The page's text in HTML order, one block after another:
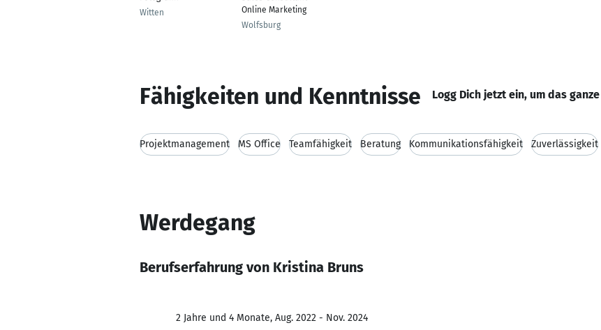
Witten
Online Marketing
Wolfsburg
Fähigkeiten und Kenntnisse Logg Dich jetzt ein, um das
Projektmanagement MS Office Teamfähigkeit Beratung Kommunikationsfähigkeit Zuverlässigkeit
Werdegang
Berufserfahrung von Kristina Bruns
2 Jahre und 4 Monate, Aug. 2022 - Nov. 2024